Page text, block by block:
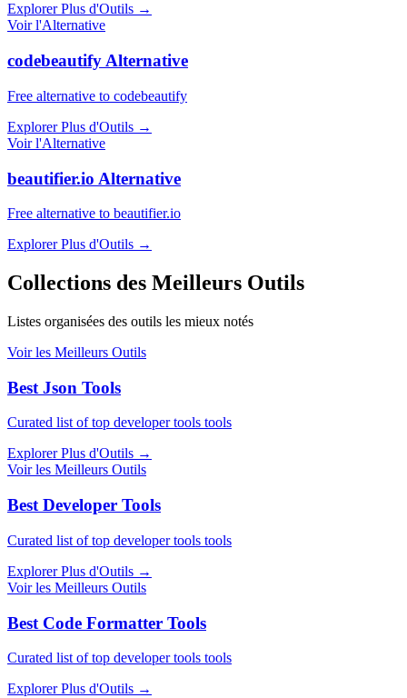
Explorer Plus d'Outils →
Voir l'Alternative
codebeautify Alternative
Free alternative to codebeautify
Explorer Plus d'Outils →
Voir l'Alternative
beautifier.io Alternative
Free alternative to beautifier.io
Explorer Plus d'Outils →
Collections des Meilleurs Outils
Listes organisées des outils les mieux notés
Voir les Meilleurs Outils
Best Json Tools
Curated list of top developer tools tools
Explorer Plus d'Outils →
Voir les Meilleurs Outils
Best Developer Tools
Curated list of top developer tools tools
Explorer Plus d'Outils →
Voir les Meilleurs Outils
Best Code Formatter Tools
Curated list of top developer tools tools
Explorer Plus d'Outils →